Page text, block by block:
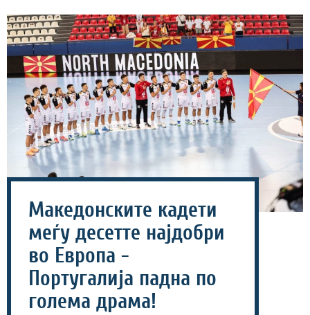
Македонските кадети
меѓу десетте најдобри
во Европа -
Португалија падна по
голема драма!